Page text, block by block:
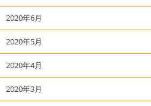
2020年6月
2020年5月
2020年4月
2020年3月